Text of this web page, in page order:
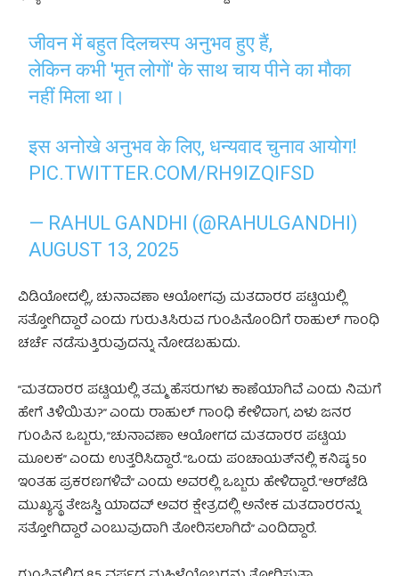
जीवन में बहुत दिलचस्प अनुभव हुए हैं,
लेकिन कभी 'मृत लोगों' के साथ चाय पीने का मौका
नहीं मिला था।
इस अनोखे अनुभव के लिए, धन्यवाद चुनाव आयोग!
PIC.TWITTER.COM/RH9IZQIFSD
— RAHUL GANDHI (@RAHULGANDHI)
AUGUST 13, 2025
ವಿಡಿಯೋದಲ್ಲಿ, ಚುನಾವಣಾ ಆಯೋಗವು ಮತದಾರರ ಪಟ್ಟಿಯಲ್ಲಿ
ಸತ್ತೋಗಿದ್ದಾರೆ ಎಂದು ಗುರುತಿಸಿರುವ ಗುಂಪಿನೊಂದಿಗೆ ರಾಹುಲ್ ಗಾಂಧಿ
ಚರ್ಚೆ ನಡೆಸುತ್ತಿರುವುದನ್ನು ನೋಡಬಹುದು.
“ಮತದಾರರ ಪಟ್ಟಿಯಲ್ಲಿ ತಮ್ಮ ಹೆಸರುಗಳು ಕಾಣೆಯಾಗಿವೆ ಎಂದು ನಿಮಗೆ
ಹೇಗೆ ತಿಳಿಯಿತು?” ಎಂದು ರಾಹುಲ್ ಗಾಂಧಿ ಕೇಳಿದಾಗ, ಏಳು ಜನರ
ಗುಂಪಿನ ಒಬ್ಬರು, “ಚುನಾವಣಾ ಆಯೋಗದ ಮತದಾರರ ಪಟ್ಟಿಯ
ಮೂಲಕ” ಎಂದು ಉತ್ತರಿಸಿದ್ದಾರೆ. “ಒಂದು ಪಂಚಾಯತ್‌ನಲ್ಲಿ ಕನಿಷ್ಠ 50
ಇಂತಹ ಪ್ರಕರಣಗಳಿವೆ” ಎಂದು ಅವರಲ್ಲಿ ಒಬ್ಬರು ಹೇಳಿದ್ದಾರೆ. “ಆರ್‌ಜೆಡಿ
ಮುಖ್ಯಸ್ಥ ತೇಜಸ್ವಿ ಯಾದವ್ ಅವರ ಕ್ಷೇತ್ರದಲ್ಲಿ ಅನೇಕ ಮತದಾರರನ್ನು
ಸತ್ತೋಗಿದ್ದಾರೆ ಎಂಬುವುದಾಗಿ ತೋರಿಸಲಾಗಿದೆ” ಎಂದಿದ್ದಾರೆ.